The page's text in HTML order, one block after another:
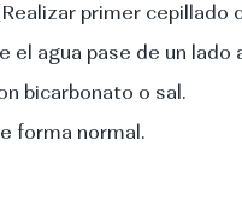
primer cepillado
agua pase de un
bicarbonato o sal.
forma normal.